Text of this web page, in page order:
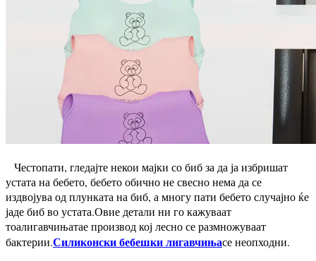
Честопати, гледајте некои мајки со биб за да ја избришат
устата на бебето, бебето обично не свесно нема да се
издвојува од плунката на биб, а многу пати бебето случајно ќе
јаде биб во устата.Овие детали ни го кажуваат
тоалигавчињатае производ кој лесно се размножуваат
бактерии.Силиконски бебешки лигавчињасе неопходни.